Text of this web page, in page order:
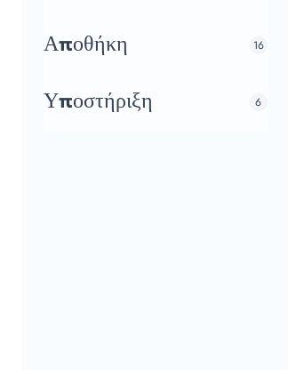
Αποθήκη 16
Υποστήριξη 6